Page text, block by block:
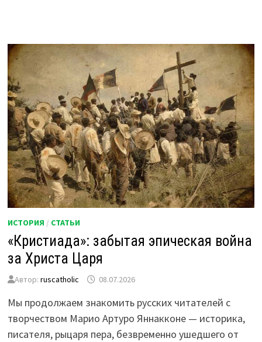
ИСТОРИЯ / СТАТЬИ
«Кристиада»: забытая эпическая война
за Христа Царя
Автор:ruscatholic 08.07.2026
Мы продолжаем знакомить русских читателей с
творчеством Марио Артуро Яннакконе — историка,
писателя, рыцаря пера, безвременно ушедшего от